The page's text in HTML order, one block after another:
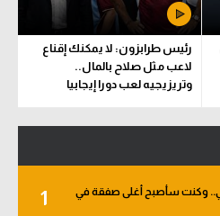
رئيس طرابزون: لا يمكنك إقناع
لاعب مثل صلاح بالمال..
وتريزيجيه لعب دورا إيجابيا
1
معي.. وكنت سأصبح أغلى صفقة في